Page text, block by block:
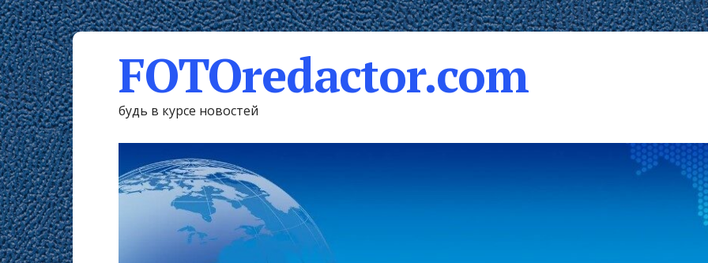
FOTOredactor.com
будь в курсе новостей